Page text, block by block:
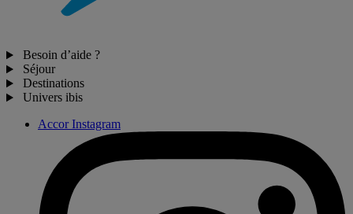
Besoin d’aide ?
Séjour
Destinations
Univers ibis
Accor Instagram